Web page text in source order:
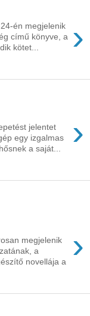
›
én megjelenik
című könyve, a
kötet...
›
jelentet
egy izgalmas
a saját...
›
megjelenik
a
novellája a